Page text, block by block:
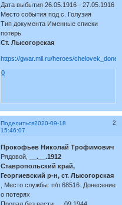
Дата выбытия 26.05.1916 - 27.05.1916
Место события под с. Голузия
Тип документа Именные списки
потерь
Ст. Лысогорская
https://gwar.mil.ru/heroes/
0
Поделиться 2
2020-09-18
15:46:07
Прокофьев Николай Трофимович
Рядовой,
__.__.1912
Ставропольский край,
Георгиевский р-н, ст. Лысогорская
, Место службы: п/п 68516. Донесение
о потерях